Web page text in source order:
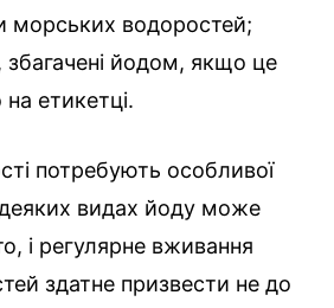
морських водоростей;
збагачені йодом, якщо це
на етикетці.
потребують особливої
видах йоду може
і регулярне вживання
здатне призвести не до